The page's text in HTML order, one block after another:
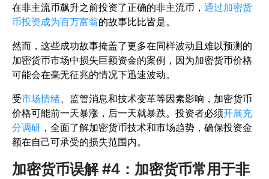
在非主流币飙升之前投资了正确的非主流币， 通过加密货
币投资成为百万富翁的故事比比皆是。
然而，这些成功故事掩盖了更多在同样波动且难以预测的
加密货币市场中损失巨额资金的案例，因为加密货币价格
可能会在毫无征兆的情况下迅速波动。
受市场情绪、监管消息和技术变革等因素影响，加密货币
价格可能前一天暴涨，后一天就暴跌。投资者必须开展充
分调研 ，全面了解加密货币技术和市场趋势，确保投资金
额在自己可承受的损失范围内。
加密货币误解 #4：加密货币常用于非